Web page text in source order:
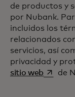
de productos y
por Nubank.
incluidos los
relacionados
servicios, así
privacidad y
sitio web se de